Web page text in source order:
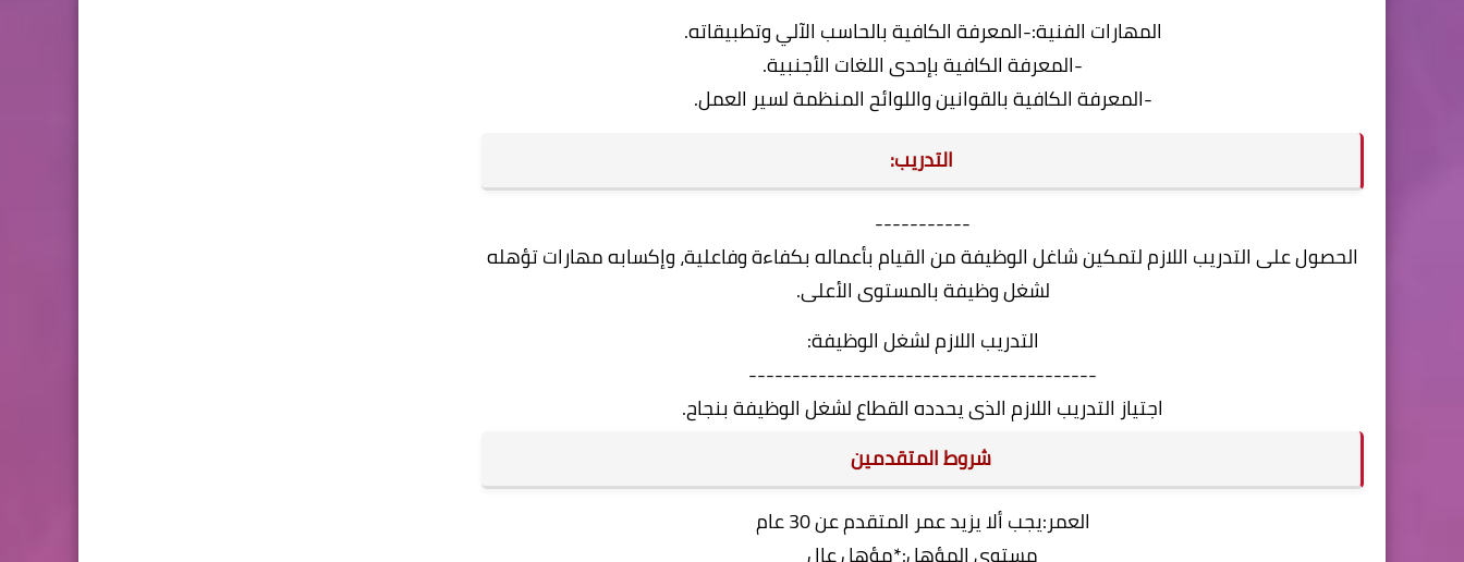
المهارات الفنية:-المعرفة الكافية بالحاسب الآلي وتطبيقاته.
-المعرفة الكافية بإحدى اللغات الأجنبية.
-المعرفة الكافية بالقوانين واللوائح المنظمة لسير العمل.
التدريب:
-----------
الحصول على التدريب اللازم لتمكين شاغل الوظيفة من القيام بأعماله بكفاءة وفاعلية، وإكسابه مهارات تؤهله
لشغل وظيفة بالمستوى الأعلى.
التدريب اللازم لشغل الوظيفة:
----------------------------------------
اجتياز التدريب اللازم الذى يحدده القطاع لشغل الوظيفة بنجاح.
شروط المتقدمين
العمر:يجب ألا يزيد عمر المتقدم عن 30 عام
مستوى المؤهل:*مؤهل عال